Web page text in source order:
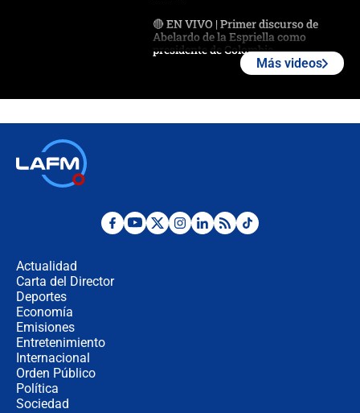
🔴 EN VIVO | Primer discurso de
Abelardo de la Espriella como
presidente de Colombia
Desde dermatitis hasta infecciones:
Más videos
Actualidad
Carta del Director
Deportes
Economía
Emisiones
Entretenimiento
Internacional
Orden Público
Política
Sociedad